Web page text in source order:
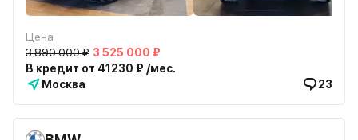
Цена
3 890 000 ₽ 3 525 000 ₽
В кредит от 41230 ₽ /мес.
Москва
23